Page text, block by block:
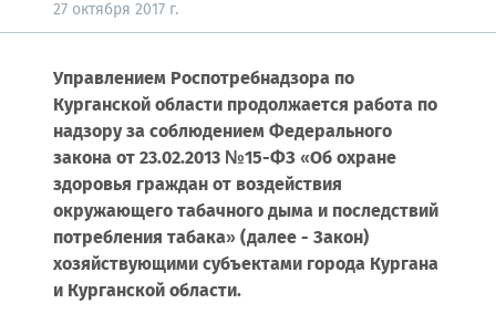
27 октября 2017 г.
Управлением Роспотребнадзора по
Курганской области продолжается работа по
надзору за соблюдением Федерального
закона от 23.02.2013 №15-ФЗ «Об охране
здоровья граждан от воздействия
окружающего табачного дыма и последствий
потребления табака» (далее - Закон)
хозяйствующими субъектами города Кургана
и Курганской области.